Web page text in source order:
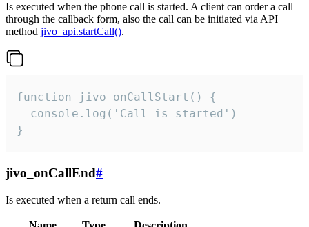
Is executed when the phone call is started. A client can order a call
through the callback form, also the call can be initiated via API
method jivo_api.startCall().
function jivo_onCallStart() {
  console.log('Call is started')
}
jivo_onCallEnd#
Is executed when a return call ends.